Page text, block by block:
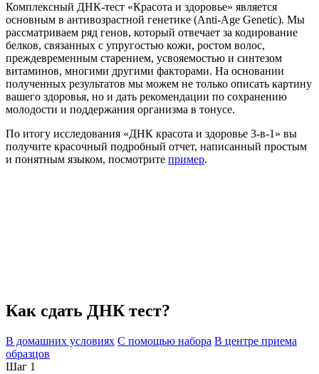
Комплексный ДНК-тест «Красота и здоровье» является
основным в антивозрастной генетике (Anti-Age Genetic). Мы
рассматриваем ряд генов, который отвечает за кодирование
белков, связанных с упругостью кожи, ростом волос,
преждевременным старением, усвояемостью и синтезом
витаминов, многими другими факторами. На основании
полученных результатов мы можем не только описать картину
вашего здоровья, но и дать рекомендации по сохранению
молодости и поддержания организма в тонусе.
По итогу исследования «ДНК красота и здоровье 3-в-1» вы
получите красочный подробный отчет, написанный простым
и понятным языком, посмотрите пример.
Как сдать ДНК тест?
В домашних условиях С помощью набора В центре приема
образцов
Шаг 1